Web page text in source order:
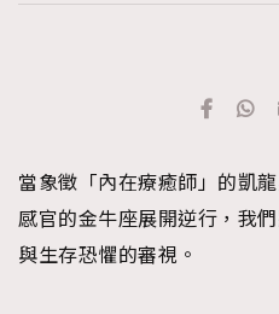
當象徵「內在療癒師」的凱
感官的金牛座展開逆行，我
與生存恐懼的審視。